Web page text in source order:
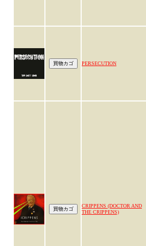
PERSECUTION
CRIPPENS (DOCTOR AND
THE CRIPPENS)